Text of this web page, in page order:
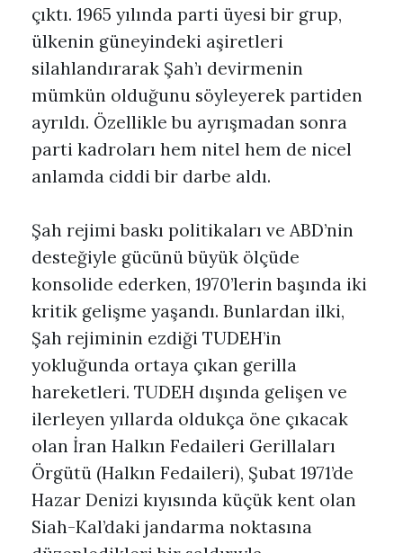
çıktı. 1965 yılında parti üyesi bir grup,
ülkenin güneyindeki aşiretleri
silahlandırarak Şah’ı devirmenin
mümkün olduğunu söyleyerek partiden
ayrıldı. Özellikle bu ayrışmadan sonra
parti kadroları hem nitel hem de nicel
anlamda ciddi bir darbe aldı.
Şah rejimi baskı politikaları ve ABD’nin
desteğiyle gücünü büyük ölçüde
konsolide ederken, 1970’lerin başında iki
kritik gelişme yaşandı. Bunlardan ilki,
Şah rejiminin ezdiği TUDEH’in
yokluğunda ortaya çıkan gerilla
hareketleri. TUDEH dışında gelişen ve
ilerleyen yıllarda oldukça öne çıkacak
olan İran Halkın Fedaileri Gerillaları
Örgütü (Halkın Fedaileri), Şubat 1971’de
Hazar Denizi kıyısında küçük kent olan
Siah-Kal’daki jandarma noktasına